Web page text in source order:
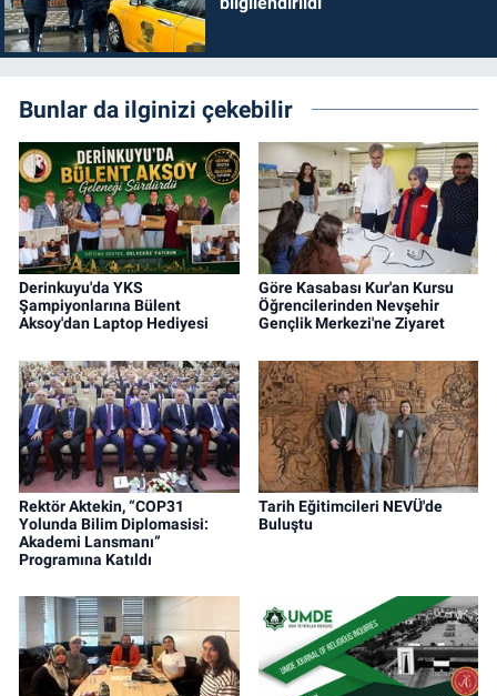
Bunlar da ilginizi çekebilir
Derinkuyu'da YKS
Şampiyonlarına Bülent
Aksoy'dan Laptop Hediyesi
Göre Kasabası Kur'an Kursu
Öğrencilerinden Nevşehir
Gençlik Merkezi'ne Ziyaret
Rektör Aktekin, “COP31
Yolunda Bilim Diplomasisi:
Akademi Lansmanı”
Programına Katıldı
Tarih Eğitimcileri NEVÜ'de
Buluştu